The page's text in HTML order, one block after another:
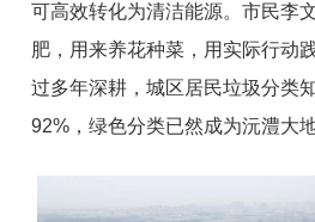
可高效转化为清洁能源。市民李
肥，用来养花种菜，用实际行动
过多年深耕，城区居民垃圾分类
92%，绿色分类已然成为沅澧大